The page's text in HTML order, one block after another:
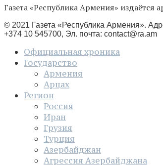
Газета «Республика Армения»
© 2021 Газета «Республика Армения».
+374 10 545700, Эл. почта: contact@ra.am
Официальная хроника
Государство
Армения
Арцах
Регион
Россия
Иран
Грузия
Турция
Азербайджан
Агрессия Азербайджана